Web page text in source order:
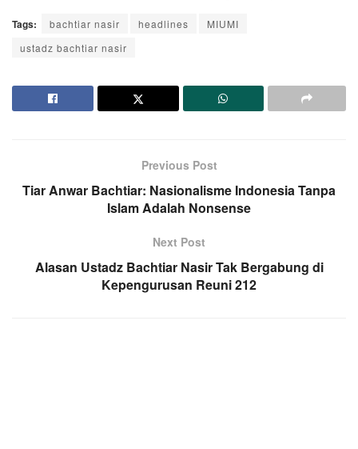
Tags: bachtiar nasir headlines
MIUMI
ustadz bachtiar nasir
Previous Post
Tiar Anwar Bachtiar: Nasionalisme Indonesia Tanpa
Islam Adalah Nonsense
Next Post
Alasan Ustadz Bachtiar Nasir Tak Bergabung di
Kepengurusan Reuni 212